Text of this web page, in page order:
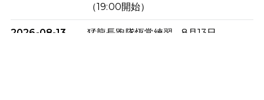
（19:00開始）
2026-08-13
猛龍長跑隊恆常練習 - 8月13日